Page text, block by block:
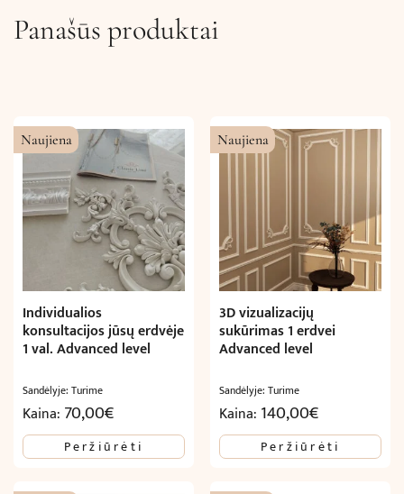
Panašūs produktai
Naujiena
Individualios
konsultacijos jūsų erdvėje
1 val. Advanced level
Sandėlyje: Turime
Kaina: 70,00€
Peržiūrėti
Naujiena
3D vizualizacijų
sukūrimas 1 erdvei
Advanced level
Sandėlyje: Turime
Kaina: 140,00€
Peržiūrėti